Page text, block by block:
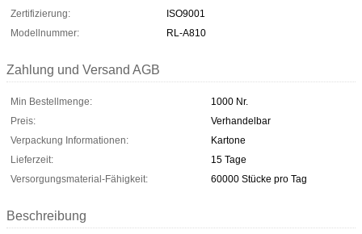
Zertifizierung:
ISO9001
Modellnummer:
RL-A810
Zahlung und Versand AGB
Min Bestellmenge:
1000 Nr.
Preis:
Verhandelbar
Verpackung Informationen:
Kartone
Lieferzeit:
15 Tage
Versorgungsmaterial-Fähigkeit:
60000 Stücke pro Tag
Beschreibung